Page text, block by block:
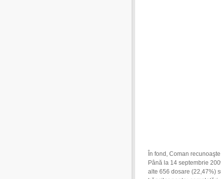
În fond, Coman
Până la 14 septembrie
alte 656 dosare (22,47%)